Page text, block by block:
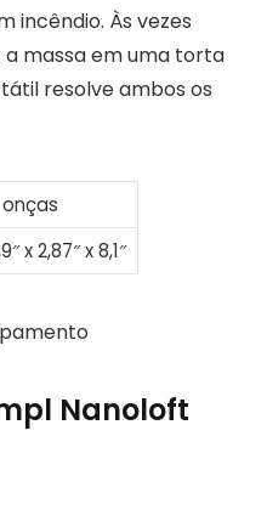
incêndio. Às vezes
massa em uma torta
resolve ambos os
onças
x 2,87″ x 8,1″
Nanoloft